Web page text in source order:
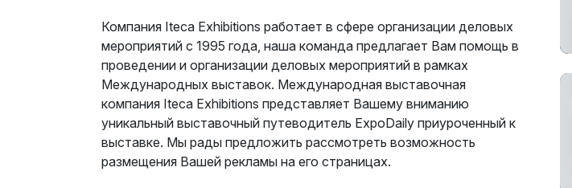
Компания Iteca Exhibitions работает в сфере организации деловых
мероприятий с 1995 года, наша команда предлагает Вам помощь в
проведении и организации деловых мероприятий в рамках
Международных выставок. Международная выставочная
компания Iteca Exhibitions представляет Вашему вниманию
уникальный выставочный путеводитель ExpoDaily приуроченный к
выставке. Мы рады предложить рассмотреть возможность
размещения Вашей рекламы на его страницах.